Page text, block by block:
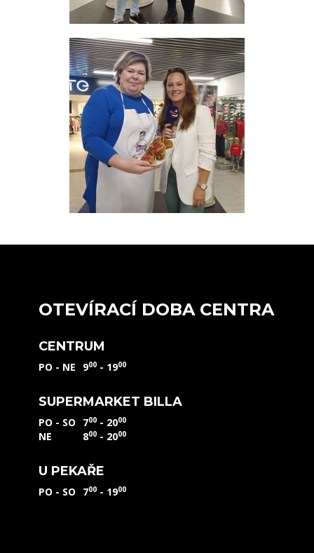
OTEVÍRACÍ DOBA CENTRA
CENTRUM
PO - NE 900 - 1900
SUPERMARKET BILLA
PO - SO 700 - 2000
NE 800 - 2000
U PEKAŘE
PO - SO 700 - 1900